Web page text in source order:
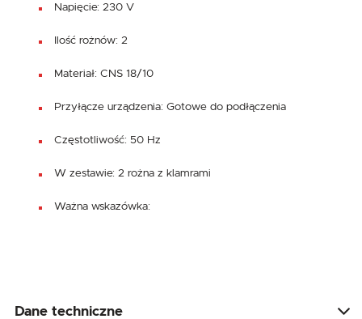
Napięcie: 230 V
Ilość rożnów: 2
Materiał: CNS 18/10
Przyłącze urządzenia: Gotowe do podłączenia
Częstotliwość: 50 Hz
W zestawie: 2 rożna z klamrami
Ważna wskazówka:
Dane techniczne